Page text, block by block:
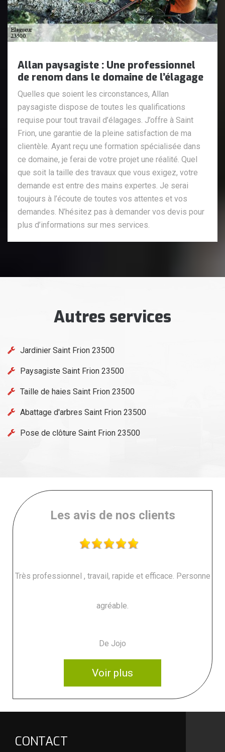
Allan paysagiste : Une professionnel
de renom dans le domaine de l’élagage
Quelles que soient les circonstances, Allan
paysagiste dispose de toutes les qualifications
requise pour tout travail d’élagages. J’offre à Saint
Frion, une garantie de la pleine satisfaction de ma
clientèle. Ayant reçu une formation spécialisée dans
ce domaine, je ferai de votre projet une réalité. Quel
que soit la taille des travaux que vous exigez, votre
demande est entre des mains expertes. Je serai
toujours à l’écoute de toutes vos attentes et vos
demandes. N’hésitez pas à demander vos devis pour
plus d’informations sur mes services.
Autres services
Jardinier Saint Frion 23500
Paysagiste Saint Frion 23500
Taille de haies Saint Frion 23500
Abattage d'arbres Saint Frion 23500
Pose de clôture Saint Frion 23500
Les avis de nos clients
Très professionnel , travail, rapide et efficace. Personne
agréable.
De Jojo
Voir plus
CONTACT